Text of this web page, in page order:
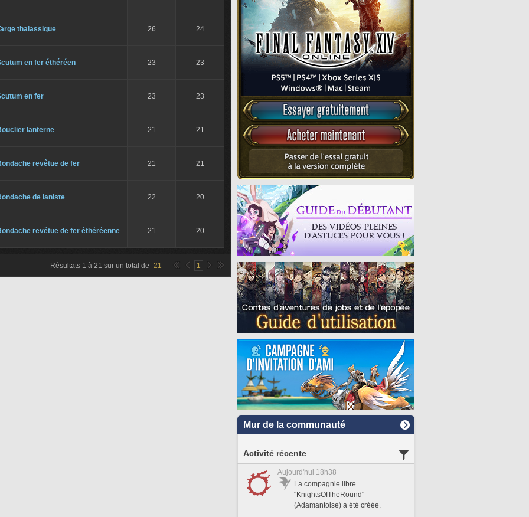
thalassique 26 24
en fer éthéréen 23 23
en fer 23 23
lanterne 21 21
revêtue de fer 21 21
de laniste 22 20
revêtue de fer éthéréenne 21 20
Résultats 1 à 21 sur un total de 21 1
Mur de la communauté
Activité récente
Aujourd'hui 18h38
La compagnie libre
"KnightsOfTheRound"
(Adamantoise) a été créée.